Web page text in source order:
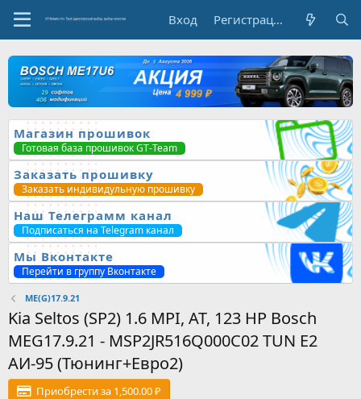
Вход Регистрация
Магазин прошивок
Готовая база прошивок GT-Team
Заказать прошивку
Заказать индивидульную прошивку
Наш Телеграмм канал
Подписаться на Telegram канал
Мы Вконтакте
Перейти в группу Вконтакте
ME(G)17.9.21
Kia Seltos (SP2) 1.6 MPI, AT, 123 HP Bosch
MEG17.9.21 - MSP2JR516Q000C02 TUN E2
АИ-95 (Тюнинг+Евро2)
Приобрести за 1,500.00 ₽